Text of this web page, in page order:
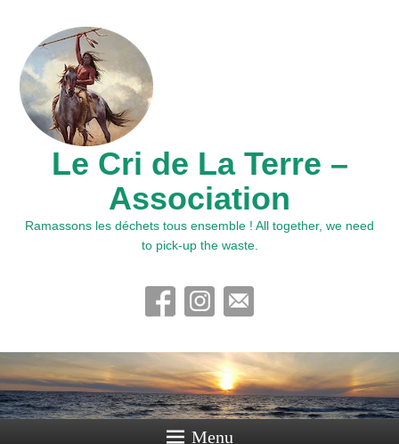
Le Cri de La Terre –
Association
Ramassons les déchets tous ensemble ! All together, we need
to pick-up the waste.
Menu